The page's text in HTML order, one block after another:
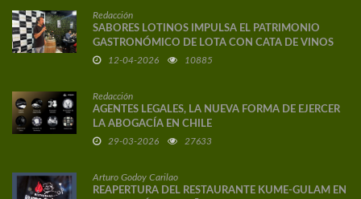
Redacción
SABORES LOTINOS IMPULSA EL PATRIMONIO
GASTRONÓMICO DE LOTA CON CATA DE VINOS
DE AUTOR
12-04-2026 10885
Redacción
AGENTES LEGALES, LA NUEVA FORMA DE EJERCER
LA ABOGACÍA EN CHILE
29-03-2026 27633
Arturo Godoy Carilao
REAPERTURA DEL RESTAURANTE KUME-GULAM EN